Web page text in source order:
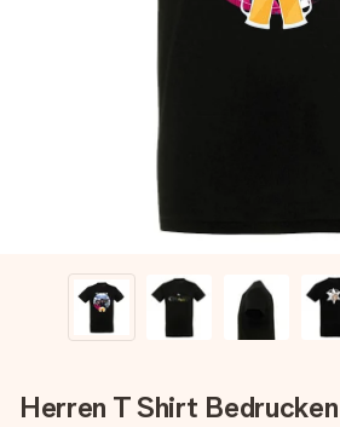
+49 39292 929695
Samstag - Sonntag : 8:30 - 13:00 Uhr
Herren T Shirt Bedrucken